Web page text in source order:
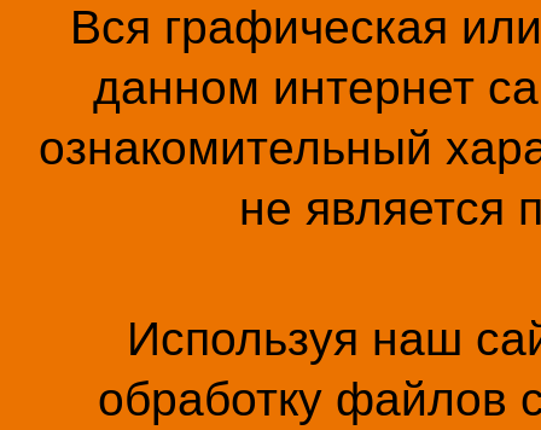
Вся графическая
данном интернет
ознакомительный
не является
Используя наш
обработку файлов